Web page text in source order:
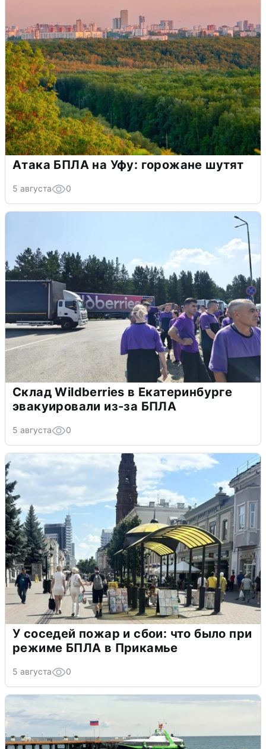
Атака БПЛА на Уфу: горожане шутят
5 августа 0
Склад Wildberries в Екатеринбурге
эвакуировали из-за БПЛА
5 августа 0
У соседей пожар и сбои: что было при
режиме БПЛА в Прикамье
5 августа 0